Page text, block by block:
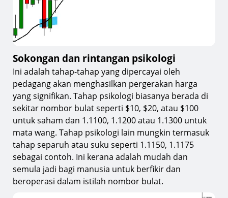
Sokongan dan rintangan psikologi
Ini adalah tahap-tahap yang dipercayai oleh
pedagang akan menghasilkan pergerakan harga
yang signifikan. Tahap psikologi biasanya berada di
sekitar nombor bulat seperti $10, $20, atau $100
untuk saham dan 1.1100, 1.1200 atau 1.1300 untuk
mata wang. Tahap psikologi lain mungkin termasuk
tahap separuh atau suku seperti 1.1150, 1.1175
sebagai contoh. Ini kerana adalah mudah dan
semula jadi bagi manusia untuk berfikir dan
beroperasi dalam istilah nombor bulat.